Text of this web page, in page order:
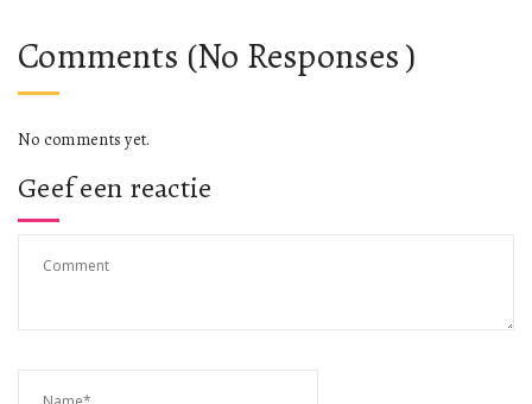
Comments (No Responses )
No comments yet.
Geef een reactie